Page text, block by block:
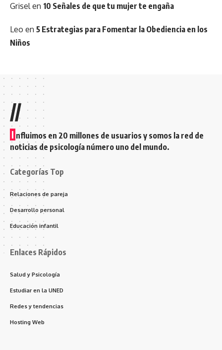
Grisel en 10 Señales de que tu mujer te engaña
Leo en 5 Estrategias para Fomentar la Obediencia en los
Niños
//
I nfluimos en 20 millones de usuarios y somos la red de
noticias de psicología número uno del mundo.
Categorías Top
Relaciones de pareja
Desarrollo personal
Educación infantil
Enlaces Rápidos
Salud y Psicología
Estudiar en la UNED
Redes y tendencias
Hosting Web